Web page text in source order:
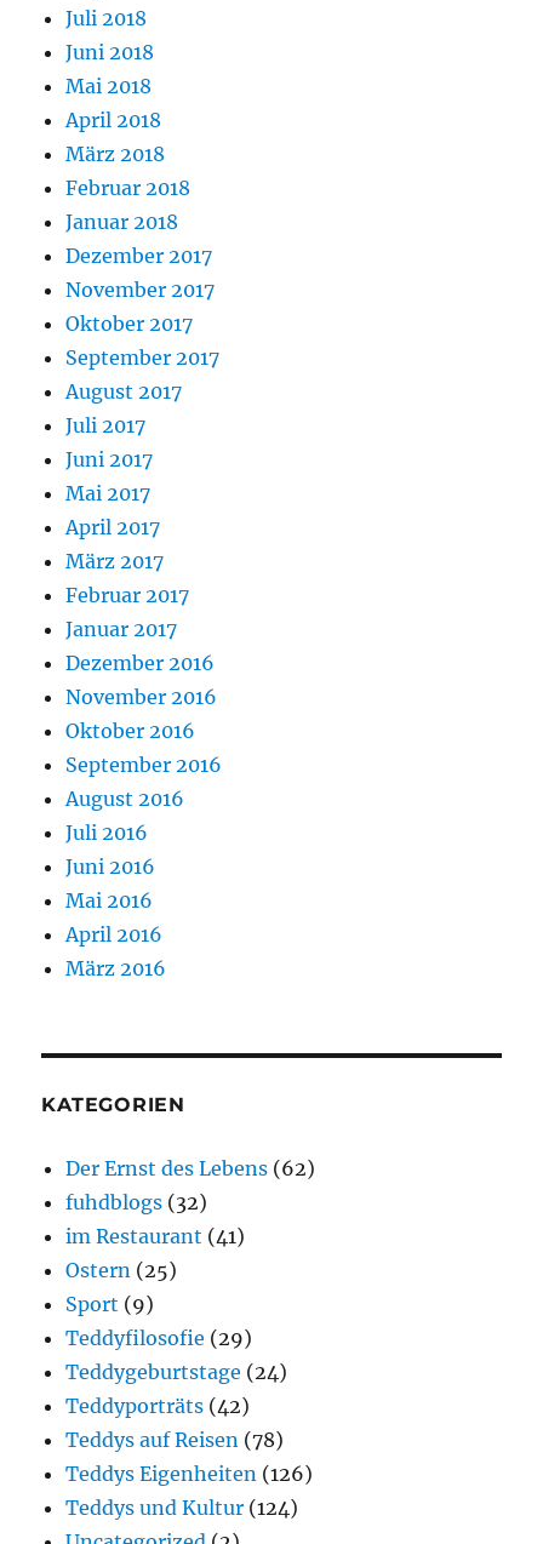
Juli 2018
Juni 2018
Mai 2018
April 2018
März 2018
Februar 2018
Januar 2018
Dezember 2017
November 2017
Oktober 2017
September 2017
August 2017
Juli 2017
Juni 2017
Mai 2017
April 2017
März 2017
Februar 2017
Januar 2017
Dezember 2016
November 2016
Oktober 2016
September 2016
August 2016
Juli 2016
Juni 2016
Mai 2016
April 2016
März 2016
KATEGORIEN
Der Ernst des Lebens (62)
fuhdblogs (32)
im Restaurant (41)
Ostern (25)
Sport (9)
Teddyfilosofie (29)
Teddygeburtstage (24)
Teddyporträts (42)
Teddys auf Reisen (78)
Teddys Eigenheiten (126)
Teddys und Kultur (124)